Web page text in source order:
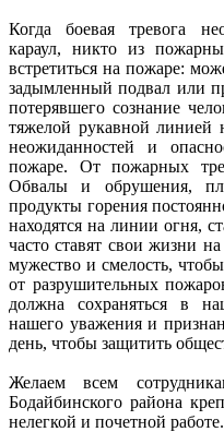
Когда боевая тревога
караул, никто из
встретиться на пожаре:
задымленный подвал или
потерявшего сознание
тяжелой рукавной линией
неожиданностей и
пожаре. От пожарных
Обвалы и обрушения,
продукты горения
находятся на линии огня,
часто ставят свои жизни
мужество и смелость,
от разрушительных
должна сохраняться в
нашего уважения и
день, чтобы защитить
Желаем всем
Бодайбинского района
нелегкой и почетной работе.